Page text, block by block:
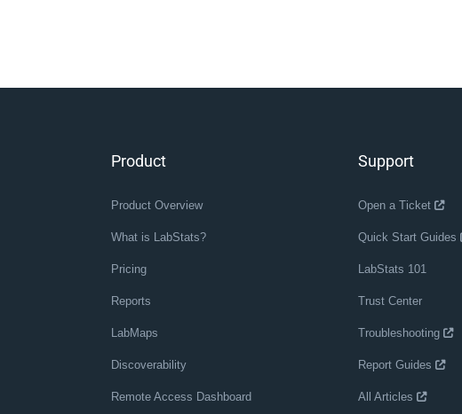
Product
Product Overview
What is LabStats?
Pricing
Reports
LabMaps
Discoverability
Remote Access Dashboard
Support
Open a Ticket
Quick Start Guides
LabStats 101
Trust Center
Troubleshooting
Report Guides
All Articles